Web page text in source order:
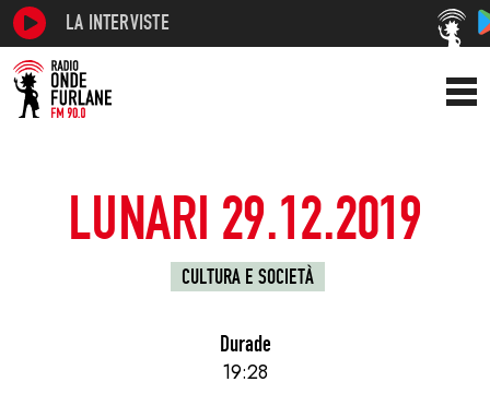
LA INTERVISTE
LUNARI 29.12.2019
CULTURA E SOCIETÀ
Durade
19:28